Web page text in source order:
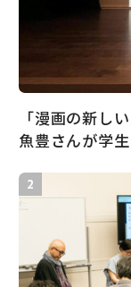
「漫画の新し
魚豊さんが学